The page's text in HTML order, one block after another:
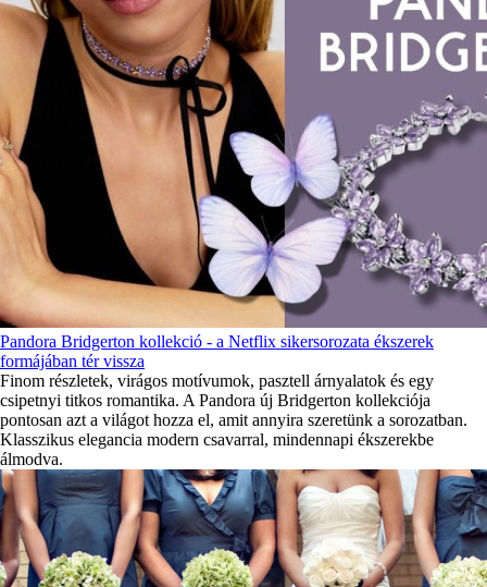
Pandora Bridgerton kollekció - a Netflix sikersorozata ékszerek
formájában tér vissza
Finom részletek, virágos motívumok, pasztell árnyalatok és egy
csipetnyi titkos romantika. A Pandora új Bridgerton kollekciója
pontosan azt a világot hozza el, amit annyira szeretünk a sorozatban.
Klasszikus elegancia modern csavarral, mindennapi ékszerekbe
álmodva.